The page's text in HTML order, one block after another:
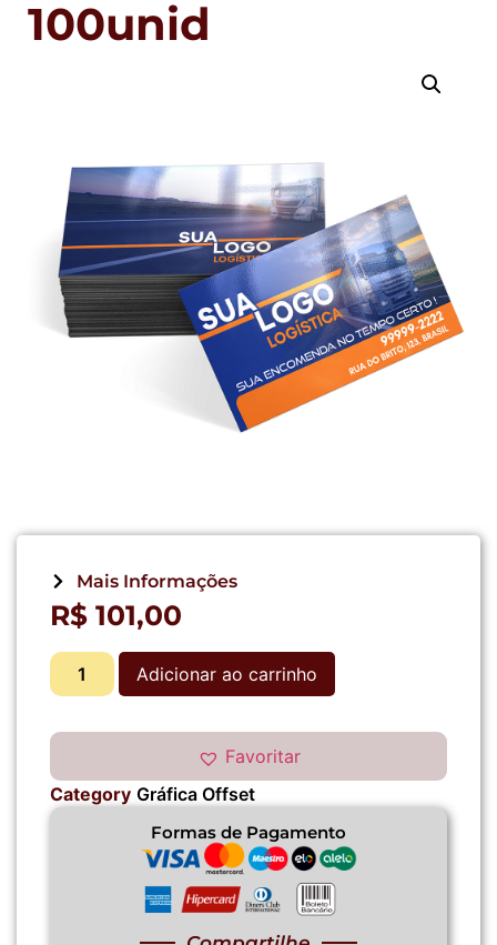
100unid
Mais Informações
R$ 101,00
Adicionar ao carrinho
Favoritar
Category Gráfica Offset
Formas de Pagamento
Compartilhe